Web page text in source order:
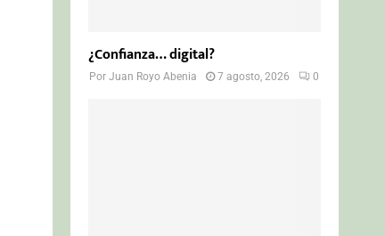
¿Confianza… digital?
PorJuan Royo Abenia 7 agosto, 2026 0